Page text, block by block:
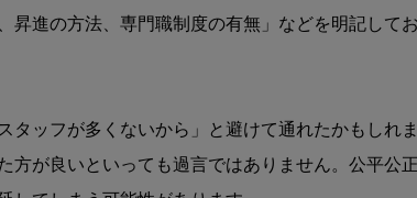
昇進の方法、専門職制度の有無」などを明記して
タッフが多くないから」と避けて通れたかもしれ
方が良いといっても過言ではありません。公平公